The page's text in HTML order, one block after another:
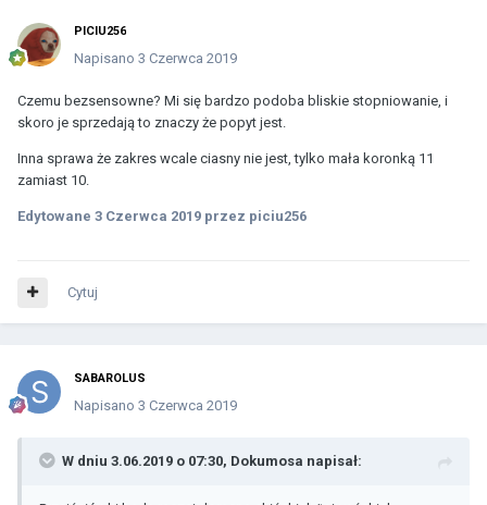
PICIU256
Napisano 3 Czerwca 2019
Czemu bezsensowne? Mi się bardzo podoba bliskie stopniowanie, i
skoro je sprzedają to znaczy że popyt jest.
Inna sprawa że zakres wcale ciasny nie jest, tylko mała koronką 11
zamiast 10.
Edytowane 3 Czerwca 2019 przez piciu256
Cytuj
SABAROLUS
Napisano 3 Czerwca 2019
W dniu 3.06.2019 o 07:30, Dokumosa napisał: